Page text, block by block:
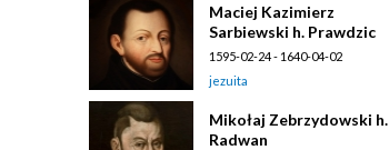
Maciej Kazimierz
Sarbiewski h. Prawdzic
1595-02-24 - 1640-04-02
jezuita
Mikołaj Zebrzydowski h.
Radwan